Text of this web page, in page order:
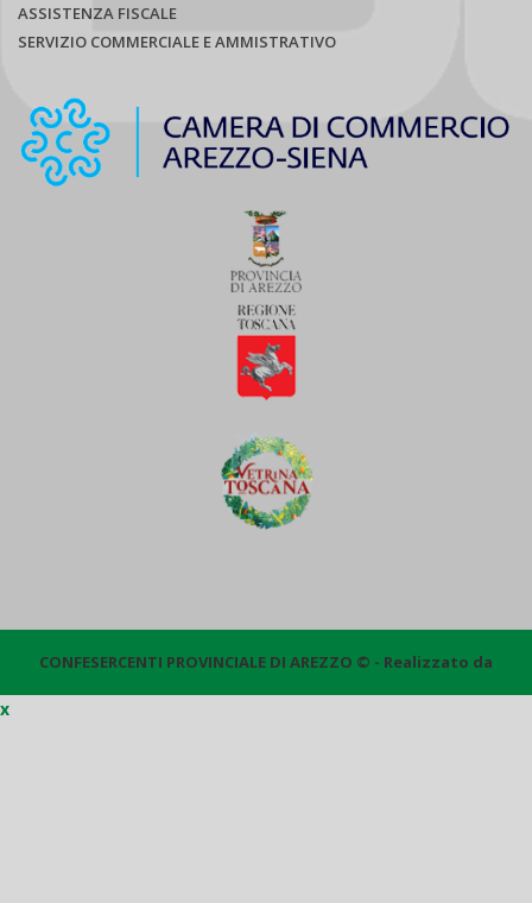
ASSISTENZA FISCALE
SERVIZIO COMMERCIALE E AMMISTRATIVO
CONFESERCENTI PROVINCIALE DI AREZZO © - Realizzato da
x